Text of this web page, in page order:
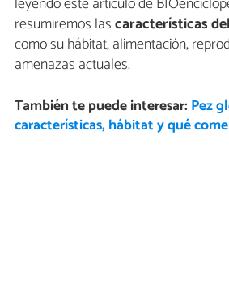
resumiremos lascaracterísticas
como su hábitat, alimentación,
amenazas actuales.
También te puede interesar: Pez
características, hábitat y qué come